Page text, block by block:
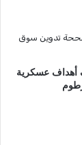
أهداف عسكرية